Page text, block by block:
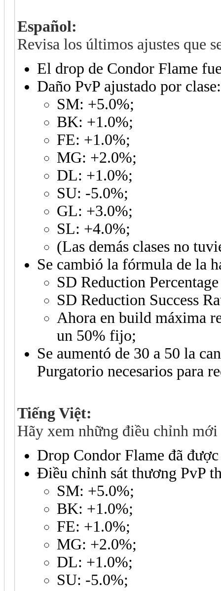
Español:
Revisa los últimos ajustes que
El drop de Condor Flame
Daño PvP ajustado por clase:
SM: +5.0%;
BK: +1.0%;
FE: +1.0%;
MG: +2.0%;
DL: +1.0%;
SU: -5.0%;
GL: +3.0%;
SL: +4.0%;
(Las demás clases no
Se cambió la fórmula de la
SD Reduction
SD Reduction Success
Ahora en build máxima
un 50% fijo;
Se aumentó de 30 a 50 la
Purgatorio necesarios para
Tiếng Việt:
Hãy xem những điều chỉnh
Drop Condor Flame đã
Điều chỉnh sát thương PvP
SM: +5.0%;
BK: +1.0%;
FE: +1.0%;
MG: +2.0%;
DL: +1.0%;
SU: -5.0%;